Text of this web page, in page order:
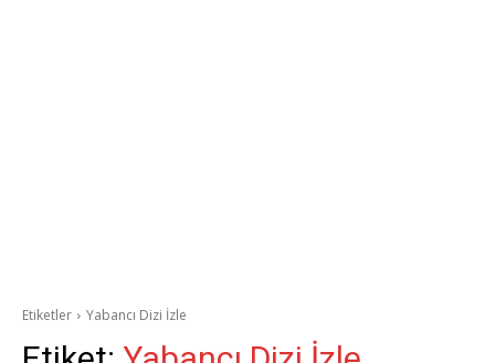
Etiketler Yabancı Dizi İzle